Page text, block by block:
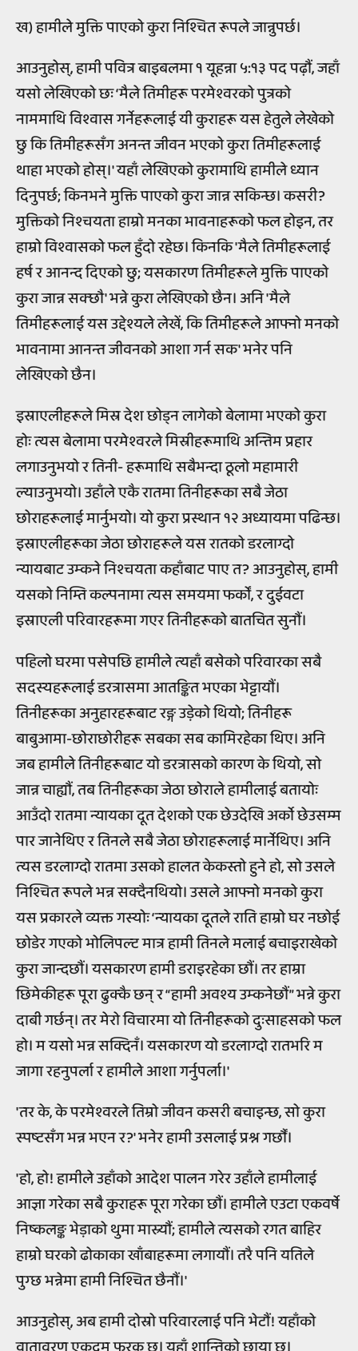
ख) हामीले मुक्ति पाएको कुरा निश्चित रूपले जान्नुपर्छ।
आउनुहोस्, हामी पवित्र बाइबलमा १ यूहन्ना ५:१३ पद पढ़ौं, जहाँ
यसो लेखिएको छः ‘मैले तिमीहरू परमेश्वरको पुत्रको
नाममाथि विश्वास गर्नेहरूलाई यी कुराहरू यस हेतुले लेखेको
छु कि तिमीहरूसँग अनन्त जीवन भएको कुरा तिमीहरूलाई
थाहा भएको होस्।' यहाँ लेखिएको कुरामाथि हामीले ध्यान
दिनुपर्छ; किनभने मुक्ति पाएको कुरा जान्न सकिन्छ। कसरी?
मुक्तिको निश्चयता हाम्रो मनका भावनाहरूको फल होइन, तर
हाम्रो विश्वासको फल हुँदो रहेछ। किनकि 'मैले तिमीहरूलाई
हर्ष र आनन्द दिएको छु; यसकारण तिमीहरूले मुक्ति पाएको
कुरा जान्न सक्छौ' भन्ने कुरा लेखिएको छैन। अनि 'मैले
तिमीहरूलाई यस उद्देश्यले लेखें, कि तिमीहरूले आफ्नो मनको
भावनामा आनन्त जीवनको आशा गर्न सक' भनेर पनि
लेखिएको छैन।
इस्राएलीहरूले मिस्र देश छोड्न लागेको बेलामा भएको कुरा
होः त्यस बेलामा परमेश्वरले मिस्रीहरूमाथि अन्तिम प्रहार
लगाउनुभयो र तिनी- हरूमाथि सबैभन्दा ठूलो महामारी
ल्याउनुभयो। उहाँले एकै रातमा तिनीहरूका सबै जेठा
छोराहरूलाई मार्नुभयो। यो कुरा प्रस्थान १२ अध्यायमा पढिन्छ।
इस्राएलीहरूका जेठा छोराहरूले यस रातको डरलाग्दो
न्यायबाट उम्कने निश्चयता कहाँबाट पाए त? आउनुहोस्, हामी
यसको निम्ति कल्पनामा त्यस समयमा फर्कों, र दुईवटा
इस्राएली परिवारहरूमा गएर तिनीहरूको बातचित सुनौं।
पहिलो घरमा पसेपछि हामीले त्यहाँ बसेको परिवारका सबै
सदस्यहरूलाई डरत्रासमा आतङ्कित भएका भेट्टायौं।
तिनीहरूका अनुहारहरूबाट रङ्ग उड़ेको थियो; तिनीहरू
बाबुआमा-छोराछोरीहरू सबका सब कामिरहेका थिए। अनि
जब हामीले तिनीहरूबाट यो डरत्रासको कारण के थियो, सो
जान्न चाह्यौं‍, तब तिनीहरूका जेठा छोराले हामीलाई बतायोः
आउँदो रातमा न्यायका दूत देशको एक छेउदेखि अर्को छेउसम्म
पार जानेथिए र तिनले सबै जेठा छोराहरूलाई मार्नेथिए। अनि
त्यस डरलाग्दो रातमा उसको हालत केकस्तो हुने हो, सो उसले
निश्चित रूपले भन्न सक्दैनथियो। उसले आफ्नो मनको कुरा
यस प्रकारले व्यक्त गस्योः ‘न्यायका दूतले राति हाम्रो घर नछोई
छोडेर गएको भोलिपल्ट मात्र हामी तिनले मलाई बचाइराखेको
कुरा जान्दछौं। यसकारण हामी डराइरहेका छौं। तर हाम्रा
छिमेकीहरू पूरा ढुक्कै छन् र “हामी अवश्य उम्कनेछौं” भन्ने कुरा
दाबी गर्छन्। तर मेरो विचारमा यो तिनीहरूको दुःसाहसको फल
हो। म यसो भन्न सक्दिनँ। यसकारण यो डरलाग्दो रातभरि म
जागा रहनुपर्ला र हामीले आशा गर्नुपर्ला।'
'तर के, के परमेश्वरले तिम्रो जीवन कसरी बचाइन्छ, सो कुरा
स्पष्टसँग भन्न भएन र?' भनेर हामी उसलाई प्रश्न गर्छौं।
'हो, हो! हामीले उहाँको आदेश पालन गरेर उहाँले हामीलाई
आज्ञा गरेका सबै कुराहरू पूरा गरेका छौं। हामीले एउटा एकवर्षे
निष्कलङ्क भेड़ाको थुमा मास्र्यौं; हामीले त्यसको रगत बाहिर
हाम्रो घरको ढोकाका खाँबाहरूमा लगायौं। तरै पनि यतिले
पुग्छ भन्नेमा हामी निश्चित छैनौं।'
आउनुहोस्, अब हामी दोस्रो परिवारलाई पनि भेटौं! यहाँको